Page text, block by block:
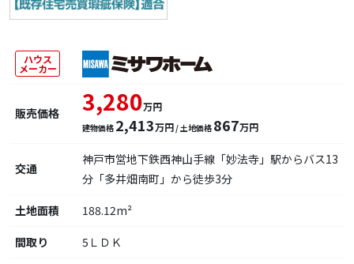
ハウス
メーカー
販売価格 3,280万円
建物価格 2,413万円 / 土地価格 867万円
交通
神戸市営地下鉄西神山手線「妙法寺」駅からバス13
分「多井畑南町」から徒歩3分
土地面積
188.12m²
間取り
5ＬＤＫ